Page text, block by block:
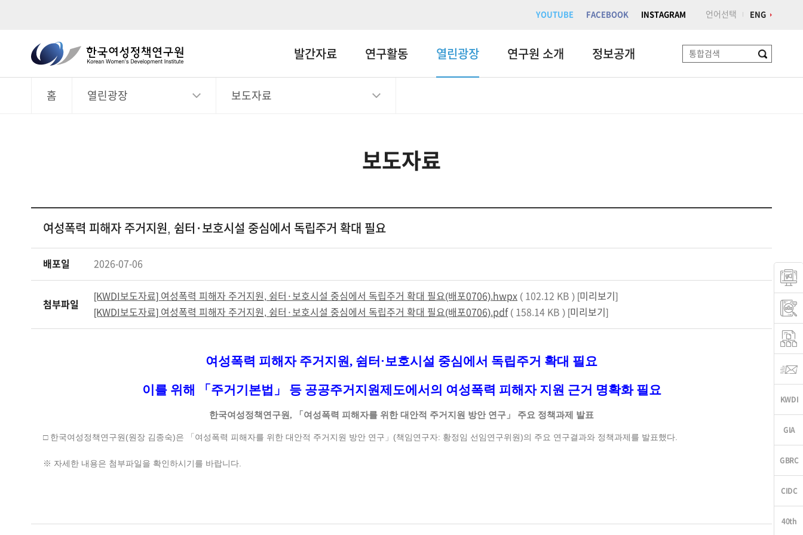
YOUTUBE FACEBOOK INSTAGRAM 언어선택 ENG
한
국
여
Development
Institute
검
체
발간자료 연구활동 열린광장 연구원 소개 정보공개
홈 열린광장 보도자료
보도자료
여성폭력 피해자 주거지원, 쉼터·보호시설 중심에서 독립주거 확대 필요
배포일 2026-07-06
첨부파일
[KWDI보도자료] 여성폭력 피해자 주거지원, 쉼터·보호시설 중심에서 독립주거 확대 필요(배포0706).hwpx ( 102.12 KB ) [미리보기 ]
[KWDI보도자료] 여성폭력 피해자 주거지원, 쉼터·보호시설 중심에서 독립주거 확대 필요(배포0706).pdf ( 158.14 KB ) [미리보기 ]
여성폭력 피해자 주거지원, 쉼터 ·보호시설 중심에서 독립주거 확대 필요
이를 위해
「 주거기본법 」 등 공공주거지원제도에서의 여성폭력 피해자 지원 근거 명확화 필요
한국여성정책연구원, 「 여성폭력 피해자를 위한 대안적 주거지원 방안 연구 」 주요 정책과제 발표
□ 한국여성정책연구원(원장 김종숙)은 「여성폭력 피해자를 위한 대안적 주거지원 방안 연구」(책임연구자: 황정임 선임연구위원)의 주요 연구결과와 정책과제를 발표했다.
※ 자세한 내용은 첨부파일을 확인하시기를 바랍니다.